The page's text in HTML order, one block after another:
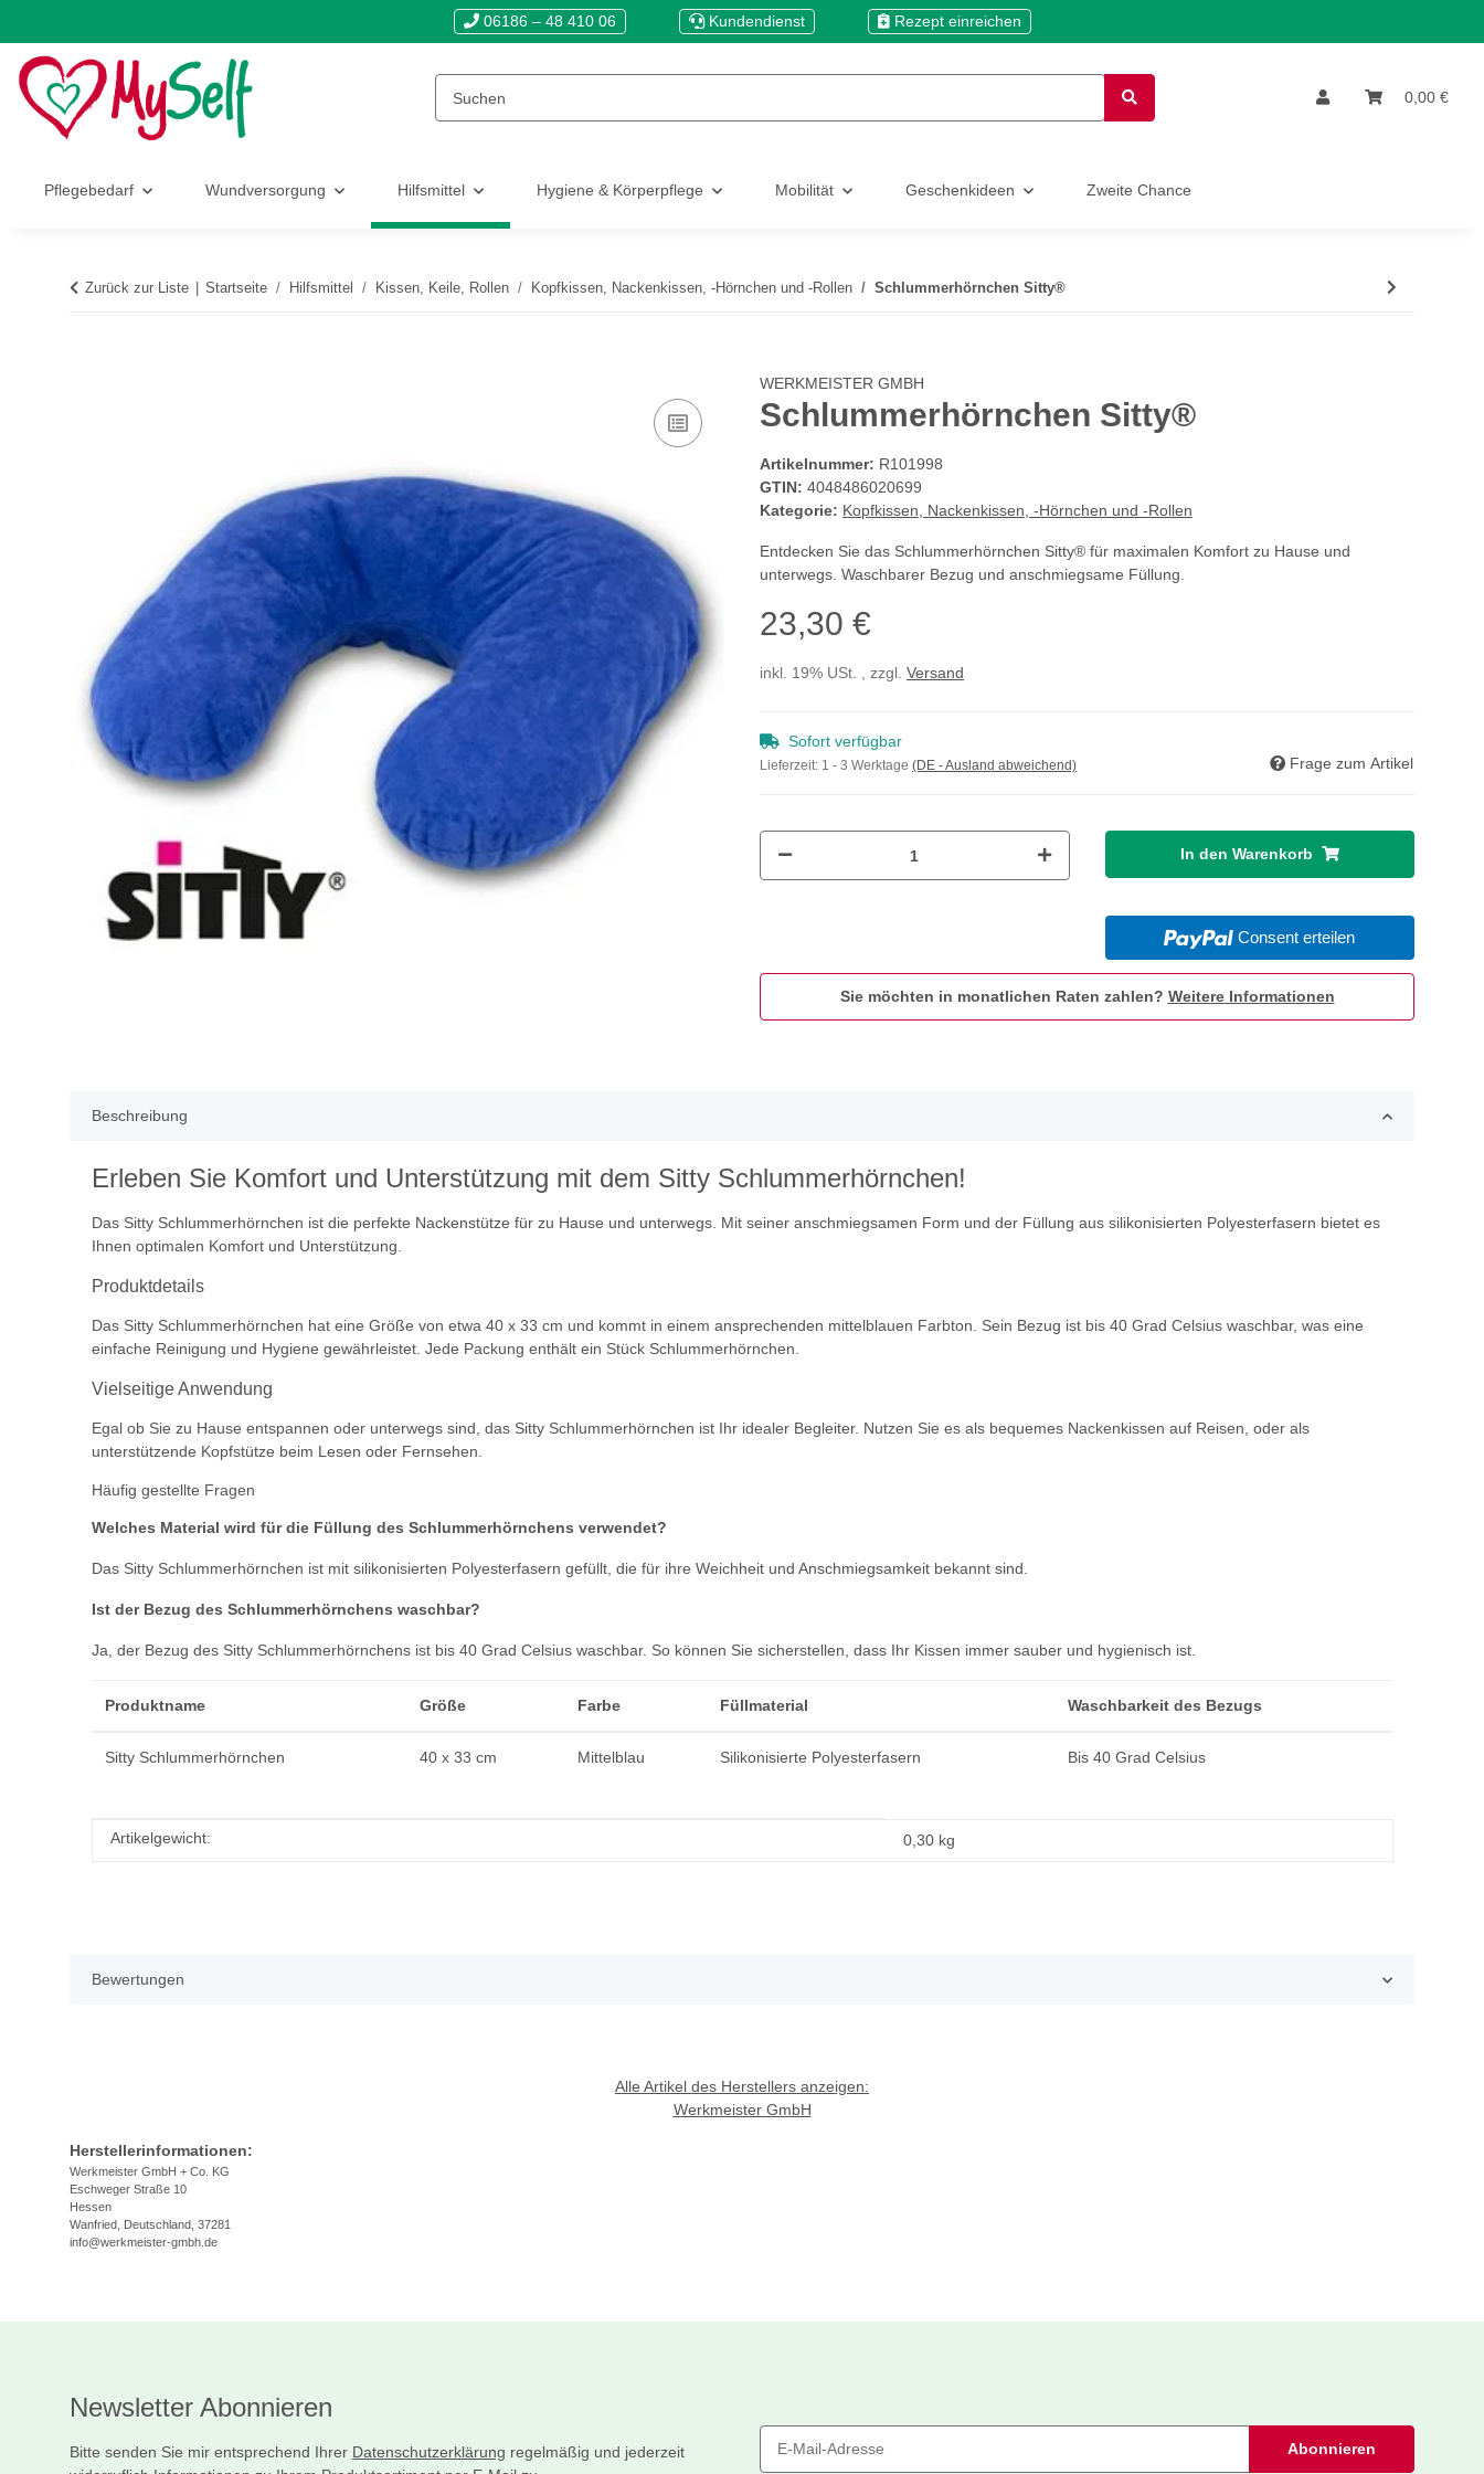
06186 – 48 410 06 Kundendienst Rezept einreichen
0,00 €
Pflegebedarf Wundversorgung Hilfsmittel Hygiene & Körperpflege Mobilität Geschenkideen Zweite Chance
Zurück zur Liste Startseite Hilfsmittel Kissen, Keile, Rollen Kopfkissen, Nackenkissen, -Hörnchen und -Rollen Schlummerhörnchen Sitty®
WERKMEISTER GMBH
Schlummerhörnchen Sitty®
Artikelnummer: R101998
GTIN: 4048486020699
Kategorie: Kopfkissen, Nackenkissen, -Hörnchen und -Rollen
Entdecken Sie das Schlummerhörnchen Sitty® für maximalen Komfort zu Hause und
unterwegs. Waschbarer Bezug und anschmiegsame Füllung.
23,30 €
inkl. 19% USt. , zzgl. Versand
Sofort verfügbar
Lieferzeit: 1 - 3 Werktage (DE - Ausland abweichend) Frage zum Artikel
In den Warenkorb
Consent erteilen
Sie möchten in monatlichen Raten zahlen? Weitere Informationen
Beschreibung
Erleben Sie Komfort und Unterstützung mit dem Sitty Schlummerhörnchen!
Das Sitty Schlummerhörnchen ist die perfekte Nackenstütze für zu Hause und unterwegs. Mit seiner anschmiegsamen Form und der Füllung aus silikonisierten Polyesterfasern bietet es
Ihnen optimalen Komfort und Unterstützung.
Produktdetails
Das Sitty Schlummerhörnchen hat eine Größe von etwa 40 x 33 cm und kommt in einem ansprechenden mittelblauen Farbton. Sein Bezug ist bis 40 Grad Celsius waschbar, was eine
einfache Reinigung und Hygiene gewährleistet. Jede Packung enthält ein Stück Schlummerhörnchen.
Vielseitige Anwendung
Egal ob Sie zu Hause entspannen oder unterwegs sind, das Sitty Schlummerhörnchen ist Ihr idealer Begleiter. Nutzen Sie es als bequemes Nackenkissen auf Reisen, oder als
unterstützende Kopfstütze beim Lesen oder Fernsehen.
Häufig gestellte Fragen
Welches Material wird für die Füllung des Schlummerhörnchens verwendet?
Das Sitty Schlummerhörnchen ist mit silikonisierten Polyesterfasern gefüllt, die für ihre Weichheit und Anschmiegsamkeit bekannt sind.
Ist der Bezug des Schlummerhörnchens waschbar?
Ja, der Bezug des Sitty Schlummerhörnchens ist bis 40 Grad Celsius waschbar. So können Sie sicherstellen, dass Ihr Kissen immer sauber und hygienisch ist.
Produktname Größe Farbe Füllmaterial Waschbarkeit des Bezugs
Sitty Schlummerhörnchen 40 x 33 cm Mittelblau Silikonisierte Polyesterfasern Bis 40 Grad Celsius
Produkteigenschaft
Wert
Artikelgewicht: 0,30 kg
Bewertungen
Alle Artikel des Herstellers anzeigen:
Werkmeister GmbH
Herstellerinformationen:
Werkmeister GmbH + Co. KG
Eschweger Straße 10
Hessen
Wanfried, Deutschland, 37281
info@werkmeister-gmbh.de
Newsletter Abonnieren
Bitte senden Sie mir entsprechend Ihrer Datenschutzerklärung regelmäßig und jederzeit
Abonnieren